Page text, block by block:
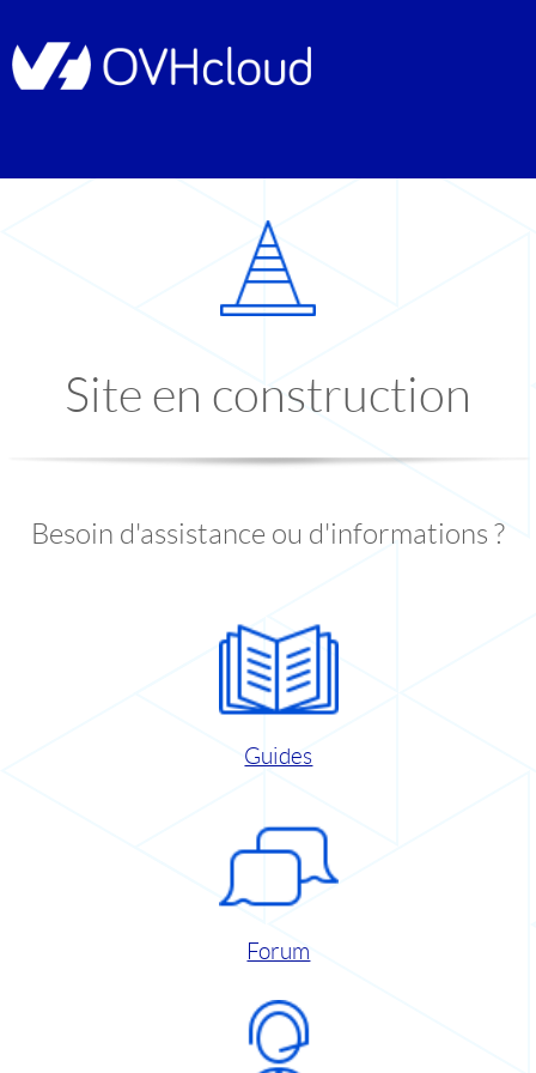
Site en construction
Besoin d'assistance ou d'informations ?
Guides
Forum